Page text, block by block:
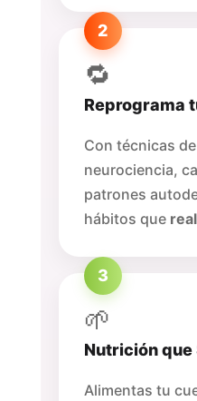
2
🔁
Reprograma
Con técnicas
neurociencia,
patrones
hábitos que
3
🌱
Nutrición que
Alimentas tu